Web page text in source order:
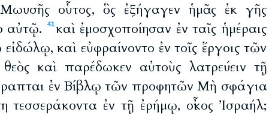
οὗτος, ὃς ἐξήγαγεν ἡμᾶς ἐκ γῆς
αὐτῷ.
41καὶ ἐμοσχοποίησαν ἐν ταῖς ἡμέραις
καὶ εὐφραίνοντο ἐν τοῖς ἔργοις τῶν
καὶ παρέδωκεν αὐτοὺς λατρεύειν τῇ
ἐν Βίβλῳ τῶν προφητῶν Μὴ σφάγια
τεσσεράκοντα ἐν τῇ ἐρήμῳ, οἶκος Ἰσραήλ;